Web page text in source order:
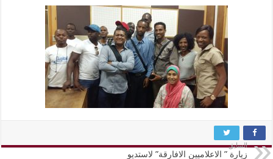
السابق
زيارة ” الاعلاميين الافارقة” لاستديو